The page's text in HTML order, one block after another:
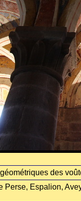
des
Perse, Espalion,